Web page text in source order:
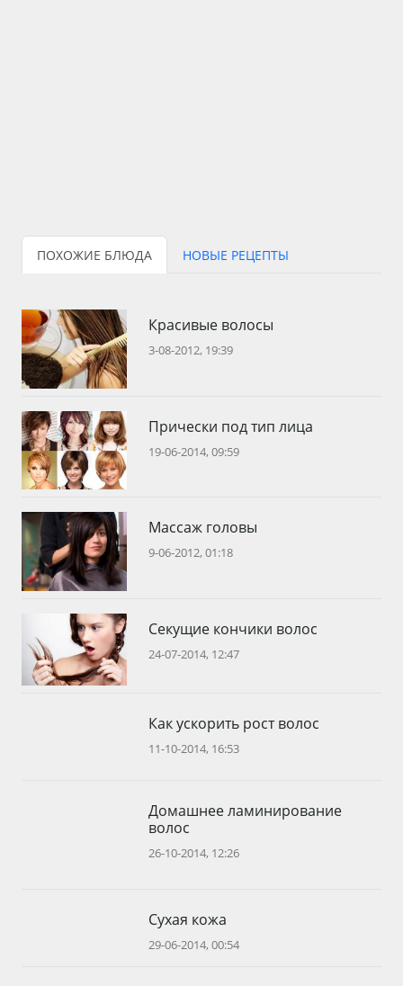
ПОХОЖИЕ БЛЮДА НОВЫЕ РЕЦЕПТЫ
Красивые волосы
3-08-2012, 19:39
Прически под тип лица
19-06-2014, 09:59
Массаж головы
9-06-2012, 01:18
Секущие кончики волос
24-07-2014, 12:47
Как ускорить рост волос
11-10-2014, 16:53
Домашнее ламинирование
волос
26-10-2014, 12:26
Сухая кожа
29-06-2014, 00:54